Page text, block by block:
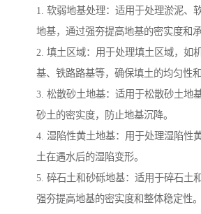
1. 软弱地基处理：适用于处理淤泥、
地基，通过强夯提高地基的密实度和承
2. 填土区域：用于处理填土区域，如
基、铁路路基等，确保填土的均匀性和
3. 松散砂土地基：适用于松散砂土地
砂土的密实度，防止地基沉降。
4. 湿陷性黄土地基：用于处理湿陷性
土在遇水后的湿陷变形。
5. 碎石土和砂砾地基：适用于碎石土
强夯提高地基的密实度和整体稳定性。